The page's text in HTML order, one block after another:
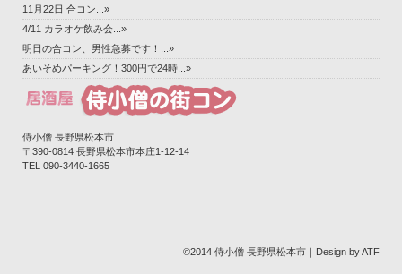
11月22日 合コン...»
4/11 カラオケ飲み会...»
明日の合コン、男性急募です！...»
あいそめパーキング！300円で24時...»
侍小僧 長野県松本市
〒390-0814 長野県松本市本庄1-12-14‎
TEL 090-3440-1665
©2014 侍小僧 長野県松本市｜Design by ATF